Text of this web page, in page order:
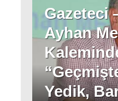
Gazeteci
Ayhan
Yedik,